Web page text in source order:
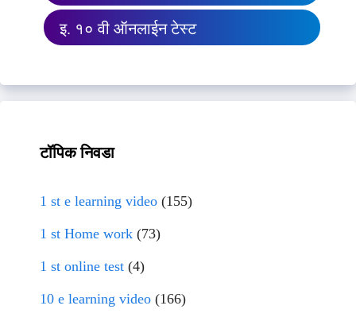
इ. १० वी ऑनलाईन टेस्ट
टॉपिक निवडा
1 st e learning video (155)
1 st Home work (73)
1 st online test (4)
10 e learning video (166)